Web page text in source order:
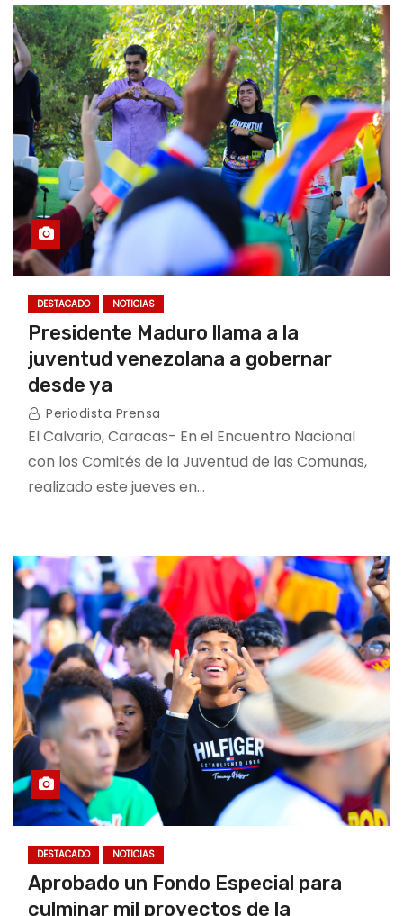
DESTACADO NOTICIAS
Presidente Maduro llama a la
juventud venezolana a gobernar
desde ya
Periodista Prensa
El Calvario, Caracas- En el Encuentro Nacional
con los Comités de la Juventud de las Comunas,
realizado este jueves en…
DESTACADO NOTICIAS
Aprobado un Fondo Especial para
culminar mil proyectos de la